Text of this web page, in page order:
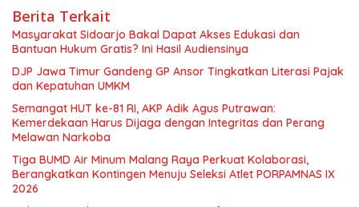
Berita Terkait
Masyarakat Sidoarjo Bakal Dapat Akses Edukasi dan
Bantuan Hukum Gratis? Ini Hasil Audiensinya
DJP Jawa Timur Gandeng GP Ansor Tingkatkan Literasi Pajak
dan Kepatuhan UMKM
Semangat HUT ke-81 RI, AKP Adik Agus Putrawan:
Kemerdekaan Harus Dijaga dengan Integritas dan Perang
Melawan Narkoba
Tiga BUMD Air Minum Malang Raya Perkuat Kolaborasi,
Berangkatkan Kontingen Menuju Seleksi Atlet PORPAMNAS IX
2026